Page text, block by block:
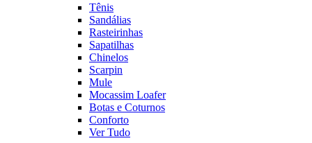
Tênis
Sandálias
Rasteirinhas
Sapatilhas
Chinelos
Scarpin
Mule
Mocassim Loafer
Botas e Coturnos
Conforto
Ver Tudo